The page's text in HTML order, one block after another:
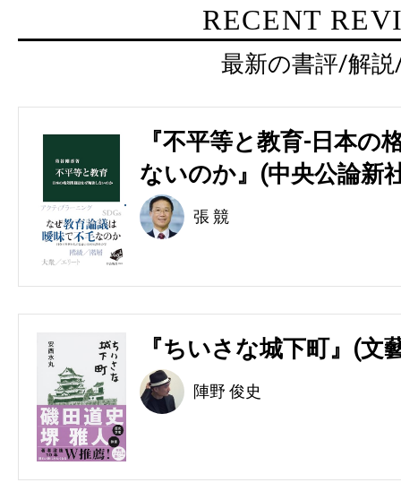
RECENT
最新の書評/解
『不平等と教育-日本の
ないのか』(中央公論新
張 競
『ちいさな城下町』(文
陣野 俊史